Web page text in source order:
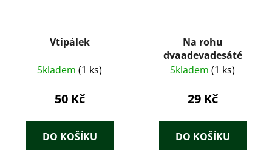
Vtipálek
Skladem (1 ks)
50 Kč
DO KOŠÍKU
Na rohu
dvaadevadesáté
Skladem (1 ks)
29 Kč
DO KOŠÍKU